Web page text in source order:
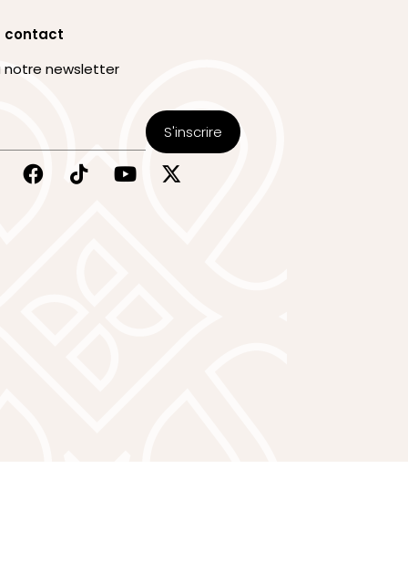
contact
notre newsletter
S'inscrire